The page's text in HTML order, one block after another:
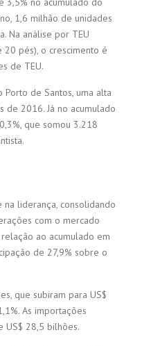
1,6 milhão de unidades
Na análise por TEU
pés), o crescimento é
de TEU.
Porto de Santos, uma alta
de 2016. Já no acumulado
que somou 3.218
na liderança, consolidando
com o mercado
ao acumulado em
de 27,9% sobre o
que subiram para US$
As importações
US$ 28,5 bilhões.